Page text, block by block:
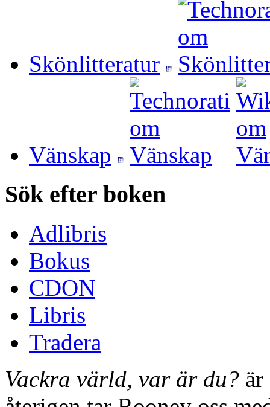
Skönlitteratur
Vänskap
Sök efter boken
Adlibris
Bokus
CDON
Libris
Tradera
Vackra värld, var är du?